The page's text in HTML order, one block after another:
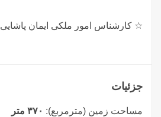
☆ کارشناس امور ملکی ایمان پاشایی
جزئیات
مساحت زمین (مترمربع): ۳۷۰ متر